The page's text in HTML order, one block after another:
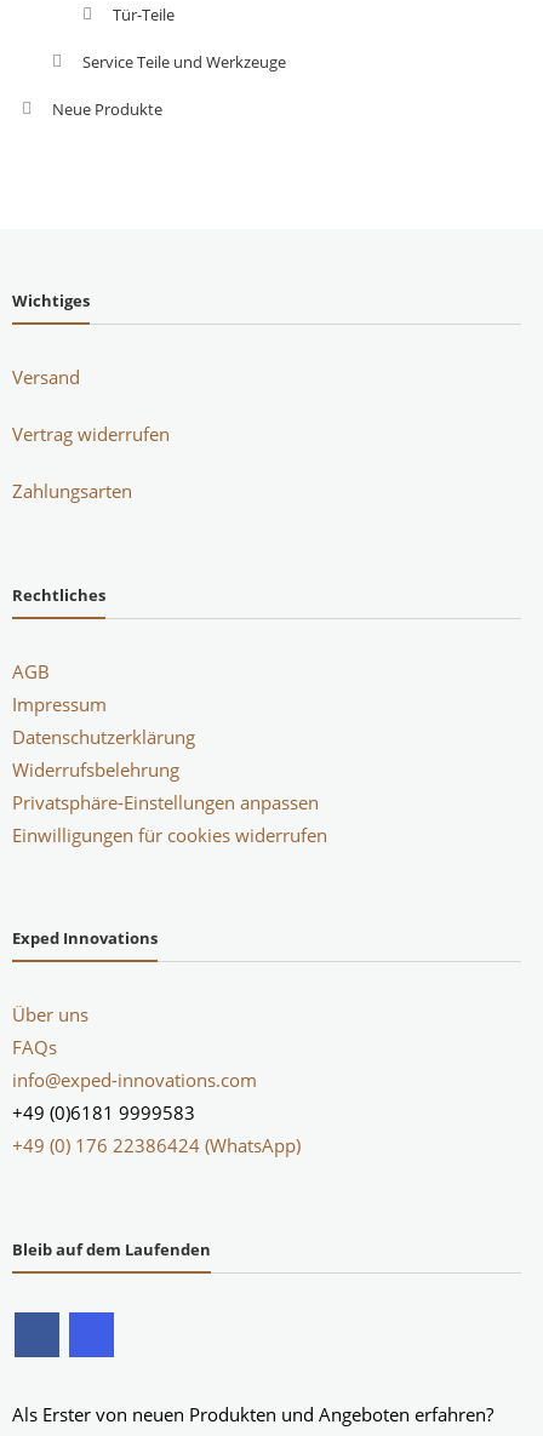
Tür-Teile
Service Teile und Werkzeuge
Neue Produkte
Wichtiges
Versand
Vertrag widerrufen
Zahlungsarten
Rechtliches
AGB
Impressum
Datenschutzerklärung
Widerrufsbelehrung
Privatsphäre-Einstellungen anpassen
Einwilligungen für cookies widerrufen
Exped Innovations
Über uns
FAQs
info@exped-innovations.com
+49 (0)6181 9999583
+49 (0) 176 22386424 (WhatsApp)
Bleib auf dem Laufenden
Als Erster von neuen Produkten und Angeboten erfahren?